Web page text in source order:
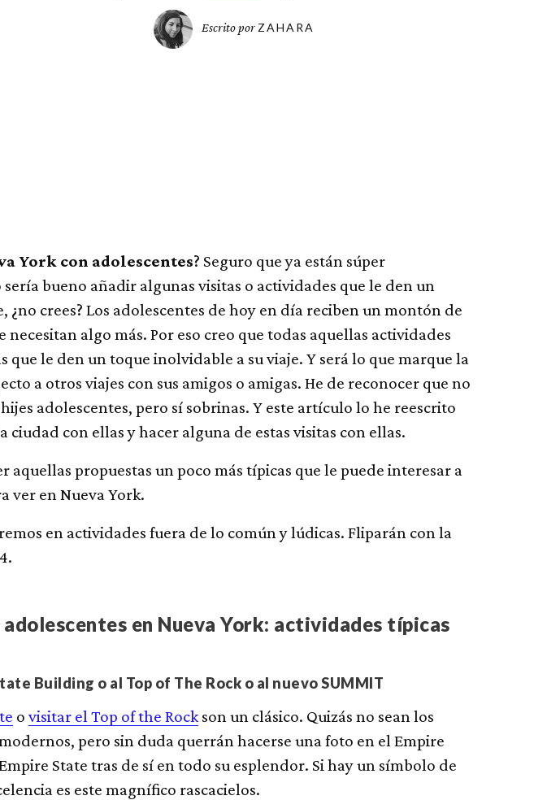
Escrito por ZAHARA
York con adolescentes? Seguro que ya están súper
bueno añadir algunas visitas o actividades que le den un
¿no crees? Los adolescentes de hoy en día reciben un montón de
necesitan algo más. Por eso creo que todas aquellas actividades
que le den un toque inolvidable a su viaje. Y será lo que marque la
a otros viajes con sus amigos o amigas. He de reconocer que no
adolescentes, pero sí sobrinas. Y este artículo lo he reescrito
ciudad con ellas y hacer alguna de estas visitas con ellas.
aquellas propuestas un poco más típicas que le puede interesar a
ver en Nueva York.
en actividades fuera de lo común y lúdicas. Fliparán con la
adolescentes en Nueva York: actividades típicas
Building o al Top of The Rock o al nuevo SUMMIT
o visitar el Top of the Rock son un clásico. Quizás no sean los
pero sin duda querrán hacerse una foto en el Empire
State tras de sí en todo su esplendor. Si hay un símbolo de
es este magnífico rascacielos.